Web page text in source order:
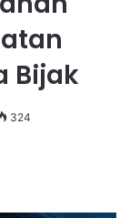
Bijak
324